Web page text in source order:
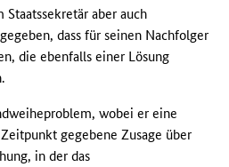
Staatssekretär aber auch
dass für seinen Nachfolger
die ebenfalls einer Lösung
wobei er eine
gegebene Zusage über
in der das